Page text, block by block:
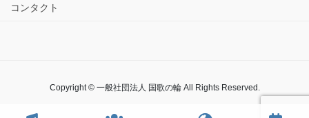
コンタクト
Copyright © 一般社団法人 国歌の輪 All Rights Reserved.